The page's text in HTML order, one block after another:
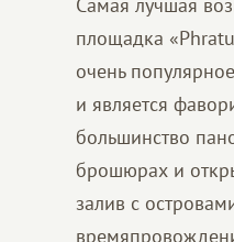
площадка
очень
и является
большинство
брошюрах и
залив с